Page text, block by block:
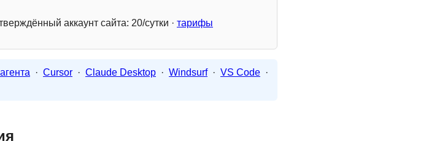
аккаунт сайта: 20/сутки · тарифы
· Cursor · Claude Desktop · Windsurf · VS Code ·